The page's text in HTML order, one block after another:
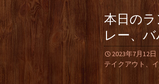
本日の
レー、
2023年7月12日
テイクアウト、